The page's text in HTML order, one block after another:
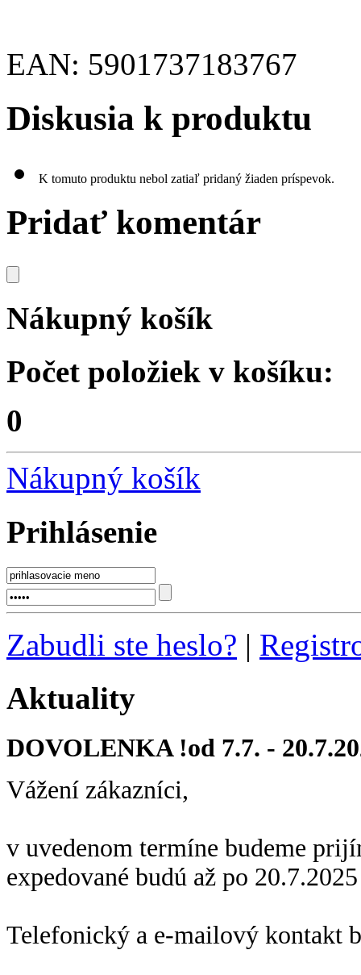
EAN: 5901737183767
Diskusia k produktu
K tomuto produktu nebol zatiaľ pridaný žiaden príspevok.
Pridať komentár
Nákupný košík
Počet položiek v košíku:
0
Nákupný košík
Prihlásenie
Zabudli ste heslo? |
Aktuality
DOVOLENKA !od 7.7. -
Vážení zákazníci,
v uvedenom termíne budeme
expedované budú až po
Telefonický a e-mailový kontakt